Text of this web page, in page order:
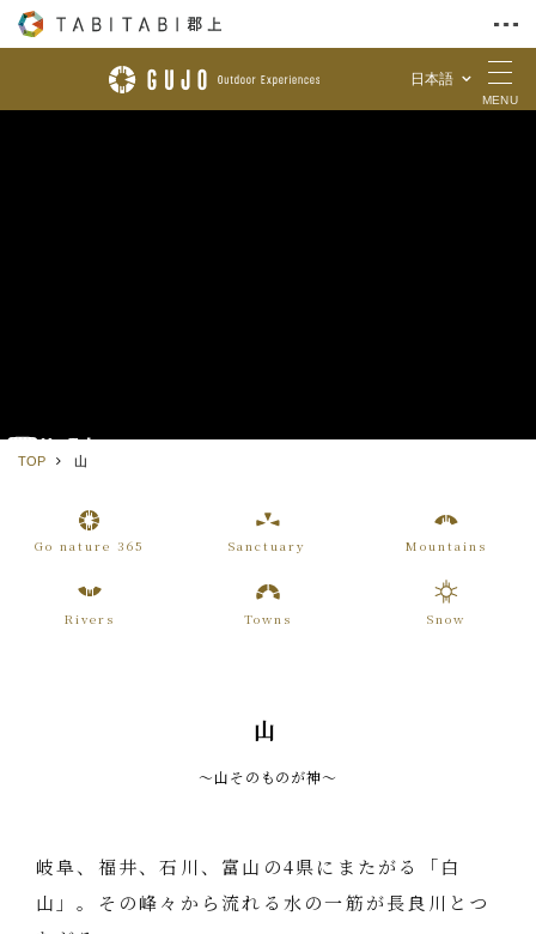
Skip to Content
日本語
MENU
TOP 山
Go nature 365 Sanctuary Mountains
Rivers Towns Snow
山
〜山そのものが神〜
岐阜、福井、石川、富山の4県にまたがる「白
山」。その峰々から流れる水の一筋が長良川とつ